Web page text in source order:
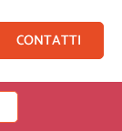
CONTATTI